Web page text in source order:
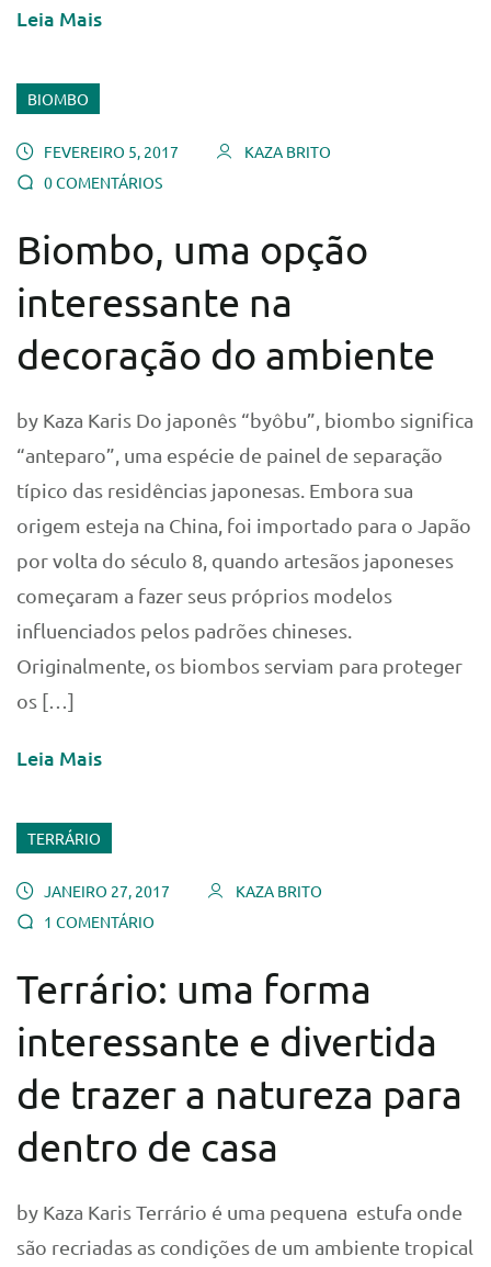
Leia Mais
BIOMBO
FEVEREIRO 5, 2017
KAZA BRITO
0 COMENTÁRIOS
Biombo, uma opção
interessante na
decoração do ambiente
by Kaza Karis Do japonês “byôbu”, biombo significa
“anteparo”, uma espécie de painel de separação
típico das residências japonesas. Embora sua
origem esteja na China, foi importado para o Japão
por volta do século 8, quando artesãos japoneses
começaram a fazer seus próprios modelos
influenciados pelos padrões chineses.
Originalmente, os biombos serviam para proteger
os […]
Leia Mais
TERRÁRIO
JANEIRO 27, 2017
KAZA BRITO
1 COMENTÁRIO
Terrário: uma forma
interessante e divertida
de trazer a natureza para
dentro de casa
by Kaza Karis Terrário é uma pequena estufa onde
são recriadas as condições de um ambiente tropical